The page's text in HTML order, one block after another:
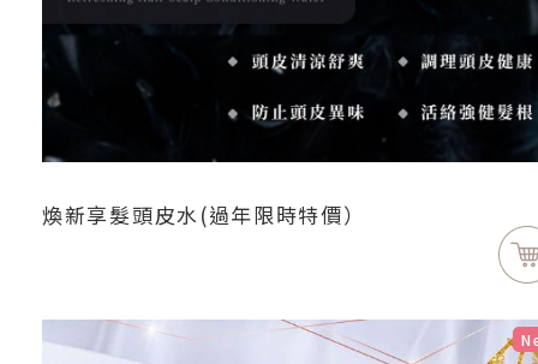
煥新享髮頭皮水(過年限時特價）